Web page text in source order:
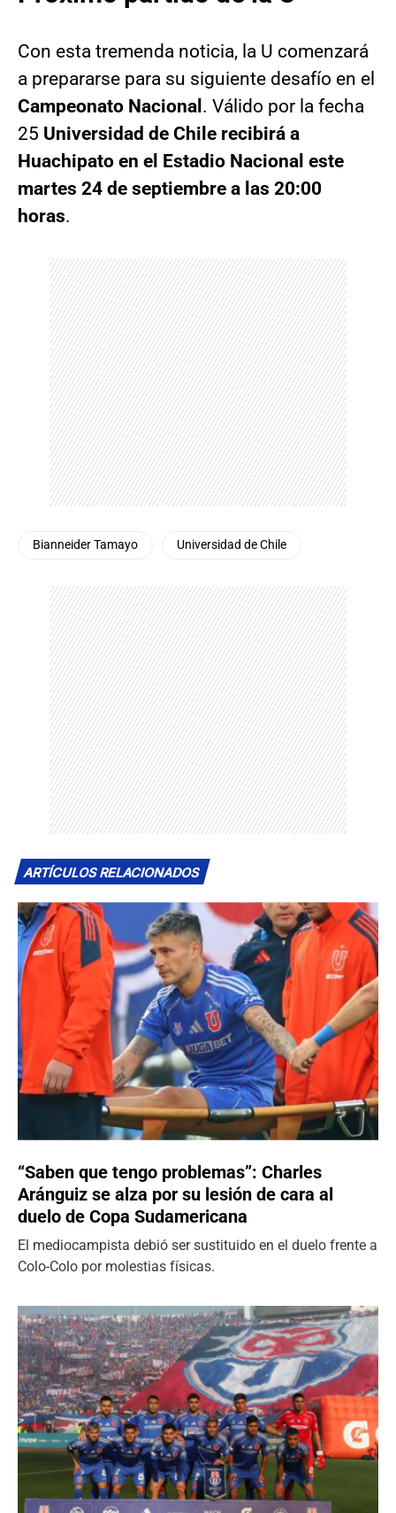
Con esta tremenda noticia, la U comenzará
a prepararse para su siguiente desafío en el
Campeonato Nacional . Válido por la fecha
25 Universidad de Chile recibirá a
Huachipato en el Estadio Nacional este
martes 24 de septiembre a las 20:00
horas.
Bianneider Tamayo Universidad de Chile
ARTÍCULOS RELACIONADOS
“Saben que tengo problemas”: Charles
Aránguiz se alza por su lesión de cara al
duelo de Copa Sudamericana
El mediocampista debió ser sustituido en el duelo frente a
Colo-Colo por molestias físicas.